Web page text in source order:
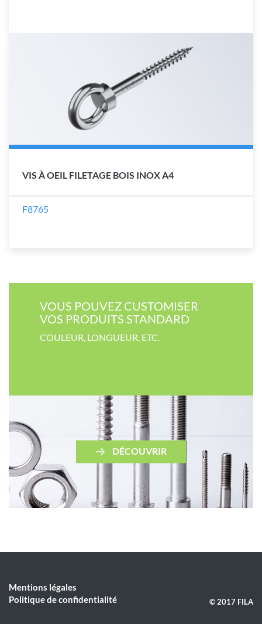
VIS À OEIL FILETAGE BOIS INOX A4
F8765
VOUS POUVEZ CUSTOMISER​
VOS PRODUITS STANDARD
COULEUR​, LONGUEUR, ETC.
DÉCOUVRIR
Mentions légales
Politique de confidentialité
© 2017 FILA